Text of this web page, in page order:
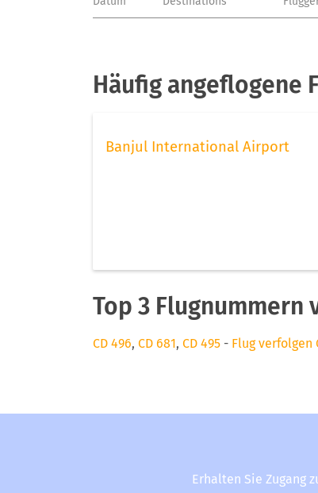
Häufig angeflogene
Banjul International Airport
Top 3 Flugnummern
CD 496, CD 681, CD 495 - Flug verfolgen
Erhalten Sie Zugang